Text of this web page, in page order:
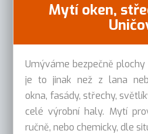
Mytí oken,
Umýváme bezpečně
je to jinak než z lana
okna, fasády, střechy,
celé výrobní haly. Mytí
ručně, nebo chemicky, dle